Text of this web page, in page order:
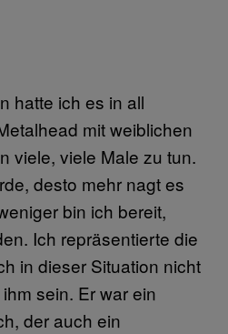
hatte ich es in all
mit weiblichen
viele, viele Male zu tun.
desto mehr nagt es
bin ich bereit,
Ich repräsentierte die
in dieser Situation nicht
sein. Er war ein
der auch ein